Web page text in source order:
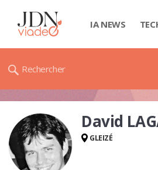
IA NEWS
Rechercher
David
GLEIZÉ